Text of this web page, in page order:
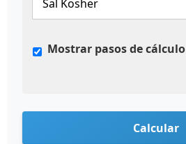
Mostrar pasos de cálculo
Calcular